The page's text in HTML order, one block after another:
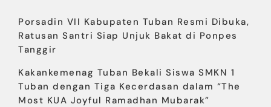
Porsadin VII Kabupaten Tuban Resmi Dibuka,
Ratusan Santri Siap Unjuk Bakat di Ponpes
Tanggir
Kakankemenag Tuban Bekali Siswa SMKN 1
Tuban dengan Tiga Kecerdasan dalam “The
Most KUA Joyful Ramadhan Mubarak”